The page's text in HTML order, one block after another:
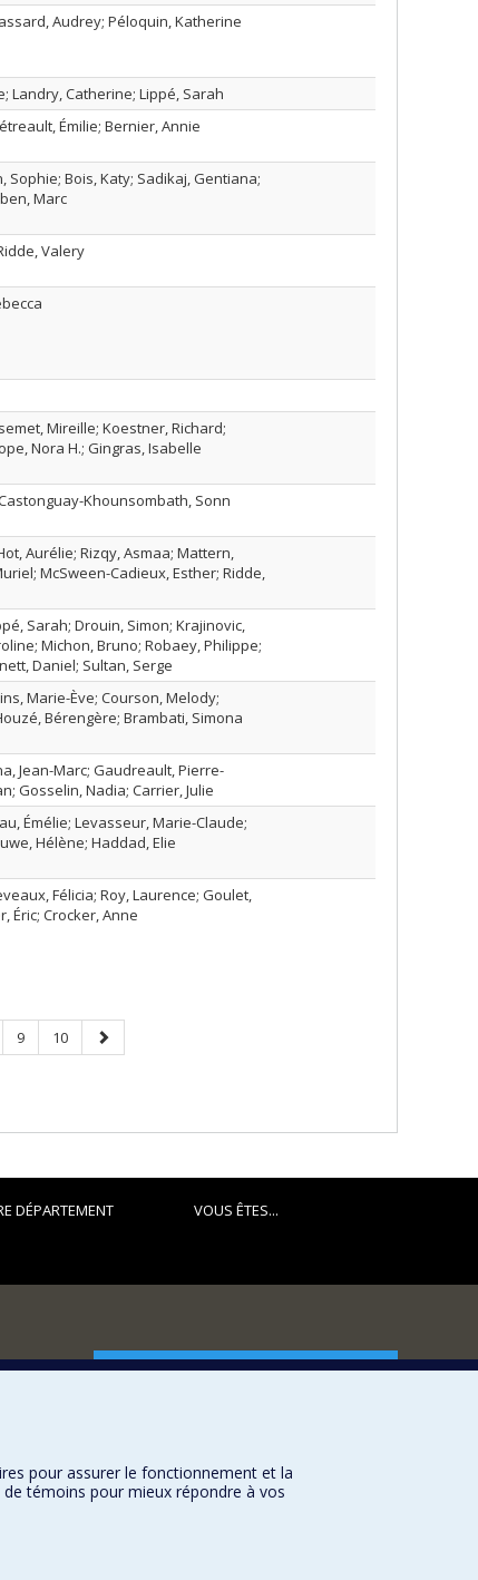
Audrey; Péloquin, Katherine
Landry, Catherine; Lippé‬, ‪Sarah
Émilie; Bernier, Annie
Sophie; Bois, Katy; Sadikaj, Gentiana;
Marc
Valery
Mireille; Koestner, Richard;
Nora H.; Gingras, Isabelle
Khounsombath, Sonn
Aurélie; Rizqy, Asmaa; Mattern,
McSween-Cadieux, Esther; Ridde,
Sarah; Drouin, Simon; Krajinovic,
Michon, Bruno; Robaey, Philippe;
Daniel; Sultan, Serge
Marie-Ève; Courson, Melody;
Bérengère; Brambati, Simona
Jean-Marc; Gaudreault, Pierre-
Gosselin, Nadia; Carrier, Julie
Émélie; Levasseur, Marie-Claude;
Hélène; Haddad, Elie
Félicia; Roy, Laurence; Goulet,
Éric; Crocker, Anne
Page
9 Page
10
Page
suivante
DÉPARTEMENT VOUS ÊTES...
FACULTÉ DES ARTS ET DES SCIENCES
Nos programmes et cours
pour assurer le fonctionnement et la
témoins pour mieux répondre à vos